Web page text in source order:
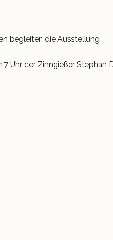
begleiten die Ausstellung.
Uhr der Zinngießer Stephan